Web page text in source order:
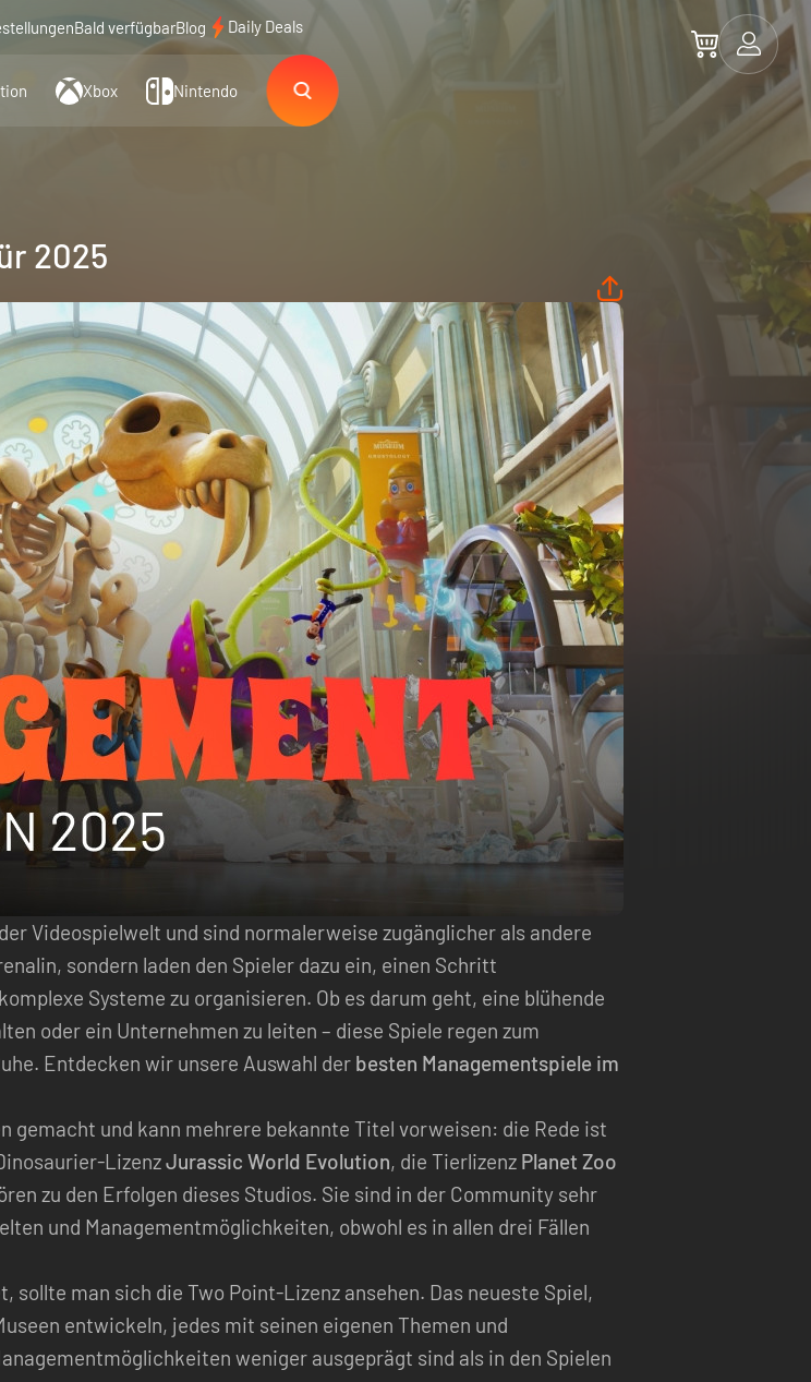
Bald verfügbarBlog Daily Deals
Xbox Nintendo
2025
Videospielwelt und sind normalerweise zugänglicher als andere
sondern laden den Spieler dazu ein, einen Schritt
Systeme zu organisieren. Ob es darum geht, eine blühende
oder ein Unternehmen zu leiten – diese Spiele regen zum
Entdecken wir unsere Auswahl der besten Managementspiele im
gemacht und kann mehrere bekannte Titel vorweisen: die Rede ist
LizenzJurassic World Evolution, die Tierlizenz Planet Zoo
zu den Erfolgen dieses Studios. Sie sind in der Community sehr
und Managementmöglichkeiten, obwohl es in allen drei Fällen
man sich die Two Point-Lizenz ansehen. Das neueste Spiel,
entwickeln, jedes mit seinen eigenen Themen und
weniger ausgeprägt sind als in den Spielen